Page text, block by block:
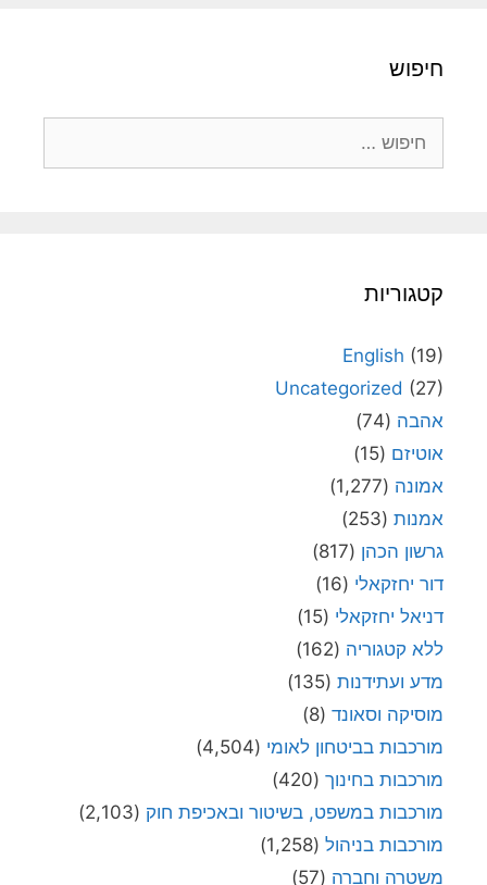
חיפוש
קטגוריות
English (19)
Uncategorized (27)
אהבה (74)
אוטיזם (15)
אמונה (1,277)
אמנות (253)
גרשון הכהן (817)
דור יחזקאלי (16)
דניאל יחזקאלי (15)
ללא קטגוריה (162)
מדע ועתידנות (135)
מוסיקה וסאונד (8)
מורכבות בביטחון לאומי (4,504)
מורכבות בחינוך (420)
מורכבות במשפט, בשיטור ובאכיפת חוק (2,103)
מורכבות בניהול (1,258)
משטרה וחברה (57)